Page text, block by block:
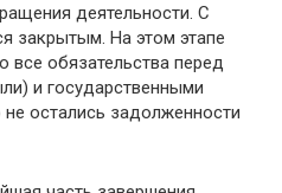
деятельности. С
закрытым. На этом этапе
все обязательства перед
и государственными
остались задолженности